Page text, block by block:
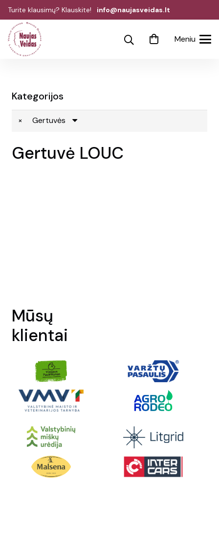
Turite klausimų? Klauskite! info@naujasveidas.lt
Meniu
Kategorijos
× Gertuvės
Gertuvė LOUC
Mūsų
klientai